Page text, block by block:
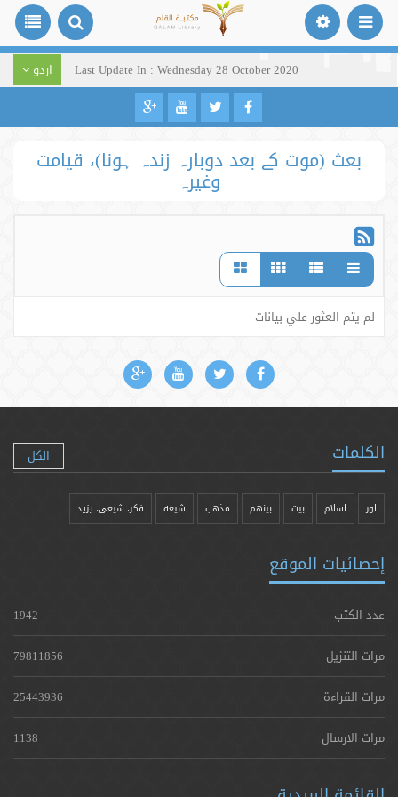
Last Update In : Wednesday 28 October 2020 اردو
بعث (موت کے بعد دوبارہ زندہ ہونا)، قیامت
وغیرہ
لم يتم العثور علي بيانات
الكلمات الكل
اور اسلام بیت بينهم مذهب شيعه فکر، شیعی، یزيد
إحصائيات الموقع
عدد الكتب
1942
مرات التنزيل
79811856
مرات القراءة
25443936
مرات الارسال
1138